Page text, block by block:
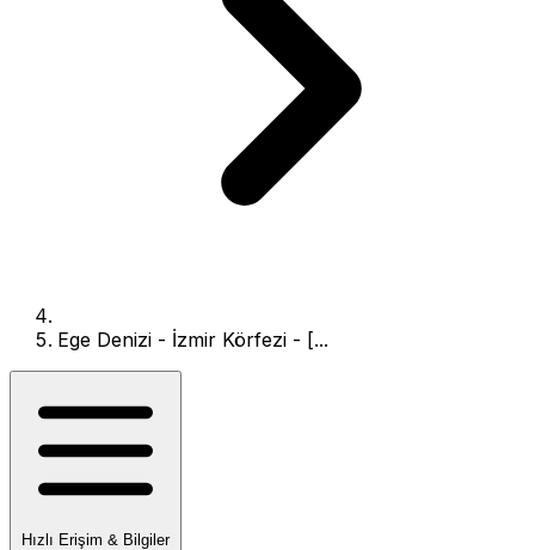
Ege Denizi - İzmir Körfezi - [...
Hızlı Erişim & Bilgiler